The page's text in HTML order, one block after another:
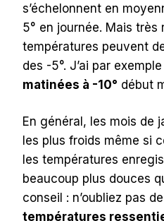
s’échelonnent en
5° en journée. Mais très
températures peuvent
des -5°. J’ai par
matinées à -10° début
En général, les mois de
les plus froids même si
les températures
beaucoup plus douces
conseil : n’oubliez pas
températures